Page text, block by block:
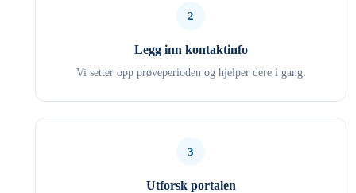
2
Legg inn kontaktinfo
Vi setter opp prøveperioden og hjelper dere i gang.
3
Utforsk portalen